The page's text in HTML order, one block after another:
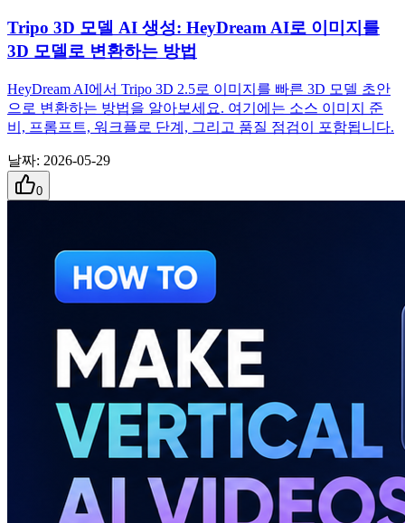
Tripo 3D 모델 AI 생성: HeyDream AI로 이미지를
3D 모델로 변환하는 방법
HeyDream AI에서 Tripo 3D 2.5로 이미지를 빠른 3D 모델 초안
으로 변환하는 방법을 알아보세요. 여기에는 소스 이미지 준
비, 프롬프트, 워크플로 단계, 그리고 품질 점검이 포함됩니다.
날짜: 2026-05-29
0